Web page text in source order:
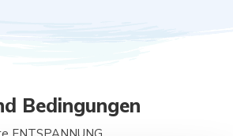
Bedingungen